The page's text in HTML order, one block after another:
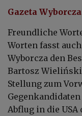
Gazeta
Freundliche
Worten fasst
Wyborcza den
Bartosz
Stellung zum
Abflug in die